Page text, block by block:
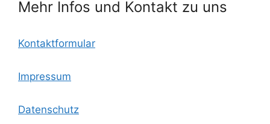
Mehr Infos und Kontakt zu uns
Kontaktformular
Impressum
Datenschutz